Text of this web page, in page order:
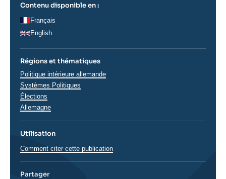
Contenu disponible en :
Français
English
Régions et thématiques
Thématiques
analyses
Politique intérieure allemande
Systèmes Politiques
Élections
Régions
Allemagne
Utilisation
Comment citer cette publication
Partager